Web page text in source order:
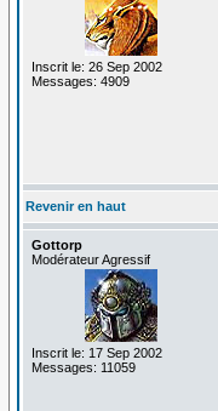
Inscrit le: 26 Sep 2002
Messages: 4909
Revenir en haut
Gottorp
Modérateur Agressif
Inscrit le: 17 Sep 2002
Messages: 11059